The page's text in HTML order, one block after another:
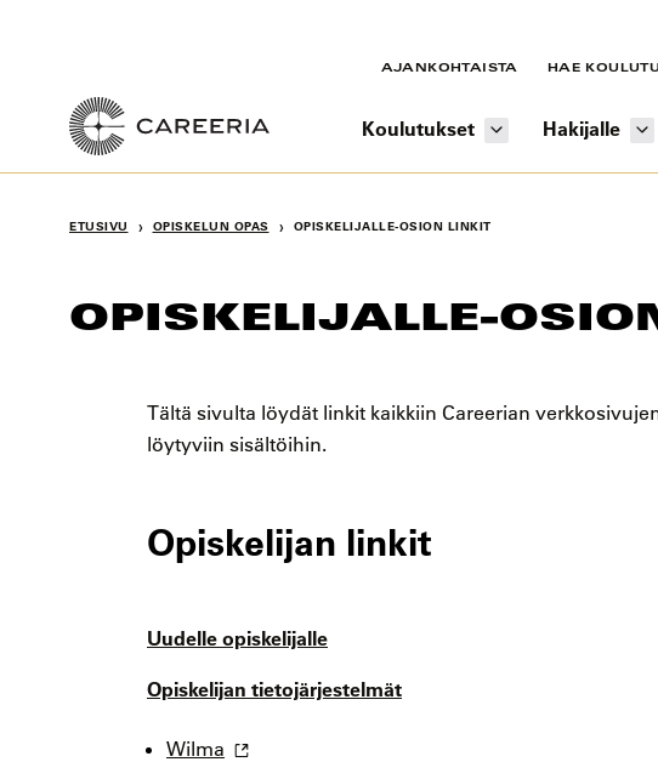
AJANKOHTAISTA HAE
Koulutukset Hakijalle
ETUSIVU › OPISKELUN OPAS › OPISKELIJALLE-OSION LINKIT
OPISKELIJALLE-
Tältä sivulta löydät linkit kaikkiin Careerian
löytyviin sisältöihin.
Opiskelijan linkit
Uudelle opiskelijalle
Opiskelijan tietojärjestelmät
Wilma